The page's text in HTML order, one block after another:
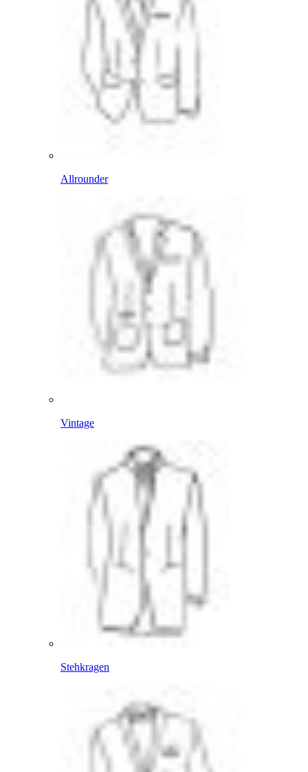
Allrounder
Vintage
Stehkragen